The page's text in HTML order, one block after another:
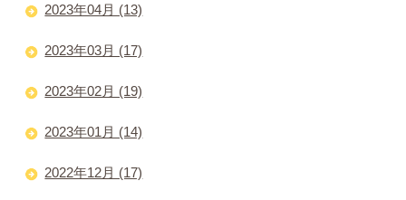
2023年04月 (13)
2023年03月 (17)
2023年02月 (19)
2023年01月 (14)
2022年12月 (17)